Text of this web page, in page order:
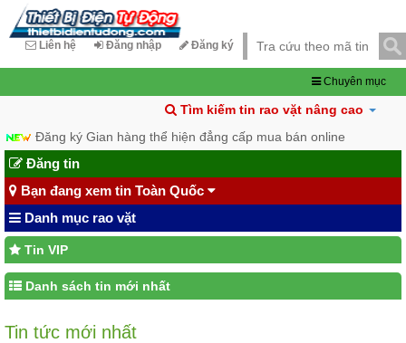
Liên hệ Đăng nhập Đăng ký
Chuyên mục
Tìm kiếm tin rao vặt nâng cao
Đăng ký Gian hàng thể hiện đẳng cấp mua bán online
Đăng tin
Bạn đang xem tin Toàn Quốc
Danh mục rao vặt
Tin VIP
Danh sách tin mới nhất
Tin tức mới nhất